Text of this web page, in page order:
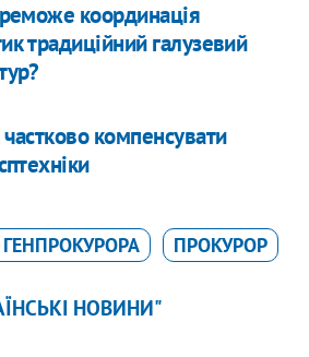
координація
традиційний галузевий
компенсувати
ПРОКУРОР
НОВИНИ"